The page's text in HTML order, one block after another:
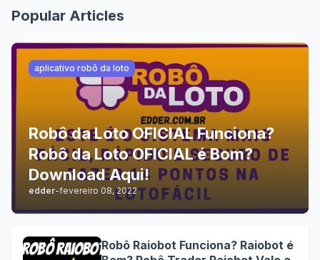
Popular Articles
aplicativo robô da loto
Robô da Loto OFICIAL Funciona?
Robô da Loto OFICIAL é Bom?
Download Aqui!
edder-fevereiro 08, 2022
Robô Raiobot Funciona? Raiobot é